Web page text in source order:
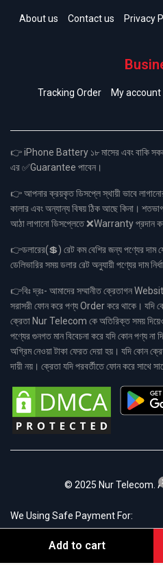
About us Contact us Privacy
Tracking Order My account
👉 iPhone Battery ১৮ মাসের এবং বাকি
এর ✅Guarantee পাবেন।
👉 আপনার ক্রয়কৃত ডিসপ্লে স্থায়ী ভাবে
কালার এবং অন্যান্য বিষয় ঠিক আছে কিনা।
আঠা লাগানো ডিসপ্লেতে ❌Warranty প্রদান
👉ডলারের(💲) রেট কম বেশির জন্য পণ্যের দাম
ডেলিভারির সময় ডলার রেট অনুযায়ী পণ্যের দাম
👉বিঃ দ্রঃ- আমাদের সম্মানীত ক্রেতাগন
সরাসরী ফোন করে পণ্য Order করে থাকে। যদি
ক্রেতা Nur Telecom কে অতিরিক্ত সময়
পণ্যের গুনগত মান বিবেচনা করে যদি কোন পণ্য না
অগ্রিম নেওয়া টাকা ফেরত দেয়া হয়। যদি কোন
দায়ী নয়। ক্রেতা যদি পরবর্তীতে ফোন করে সাথে
© 2025 Nur Telecom.
We Using Safe Payment For:
Add to cart